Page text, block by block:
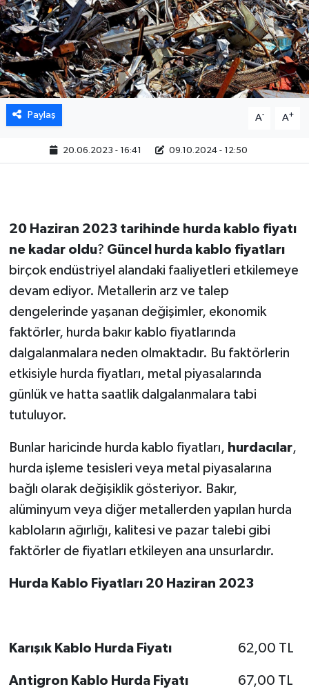
Paylaş A- A+
20.06.2023 - 16:41 09.10.2024 - 12:50
20 Haziran 2023 tarihinde hurda kablo fiyatı
ne kadar oldu? Güncel hurda kablo fiyatları
birçok endüstriyel alandaki faaliyetleri etkilemeye
devam ediyor. Metallerin arz ve talep
dengelerinde yaşanan değişimler, ekonomik
faktörler, hurda bakır kablo fiyatlarında
dalgalanmalara neden olmaktadır. Bu faktörlerin
etkisiyle hurda fiyatları, metal piyasalarında
günlük ve hatta saatlik dalgalanmalara tabi
tutuluyor.
Bunlar haricinde hurda kablo fiyatları, hurdacılar,
hurda işleme tesisleri veya metal piyasalarına
bağlı olarak değişiklik gösteriyor. Bakır,
alüminyum veya diğer metallerden yapılan hurda
kabloların ağırlığı, kalitesi ve pazar talebi gibi
faktörler de fiyatları etkileyen ana unsurlardır.
Hurda Kablo Fiyatları 20 Haziran 2023
Karışık Kablo Hurda Fiyatı 62,00 TL
Antigron Kablo Hurda Fiyatı 67,00 TL